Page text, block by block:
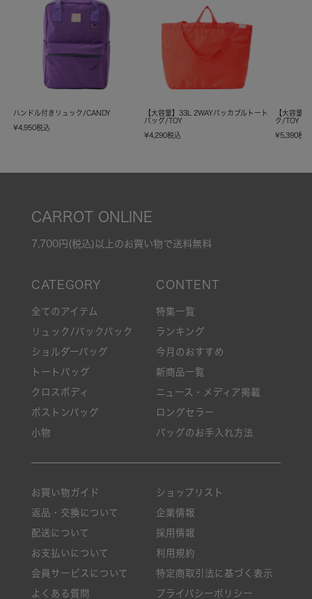
ハンドル付きリュック/CANDY
¥4,950税込
【大容量】33L 2WAYパッカブルトート
バッグ/TOY
¥4,290税込
【大容量
ク/TOY
¥5,390税込
CARROT ONLINE
7,700円(税込)以上のお買い物で送料無料
全てのアイテム
リュック/バックパック
ショルダーバッグ
トートバッグ
クロスボディ
ボストンバッグ
小物
特集一覧
ランキング
今月のおすすめ
新商品一覧
ニュース・メディア掲載
ロングセラー
バッグのお手入れ方法
お買い物ガイド
返品・交換について
配送について
お支払いについて
会員サービスについて
よくある質問
ショップリスト
企業情報
採用情報
利用規約
特定商取引法に基づく表示
プライバシーポリシー